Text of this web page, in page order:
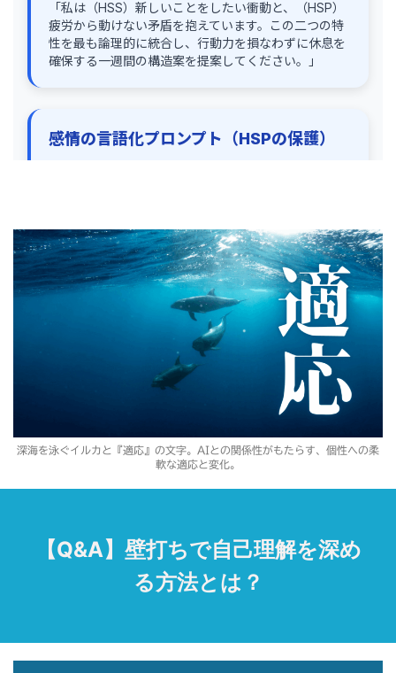
深海を泳ぐイルカと『適応』の文字。AIとの関係性がもたらす、個性への柔
軟な適応と変化。
【Q&A】壁打ちで自己理解を深め
る方法とは？